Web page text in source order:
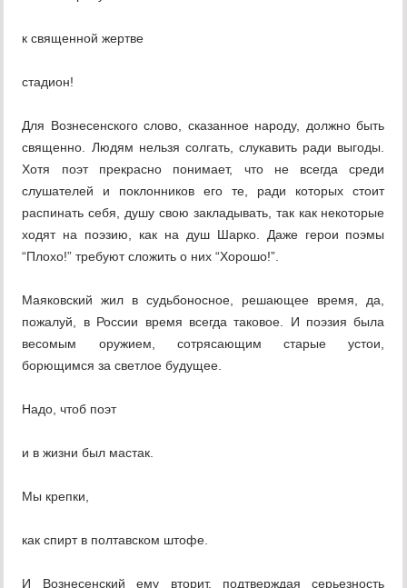
к священной жертве
стадион!
Для Вознесенского слово, сказанное народу, должно быть
священно. Людям нельзя солгать, слукавить ради выгоды.
Хотя поэт прекрасно понимает, что не всегда среди
слушателей и поклонников его те, ради которых стоит
распинать себя, душу свою закладывать, так как некоторые
ходят на поэзию, как на душ Шарко. Даже герои поэмы
“Плохо!” требуют сложить о них “Хорошо!”.
Маяковский жил в судьбоносное, решающее время, да,
пожалуй, в России время всегда таковое. И поэзия была
весомым оружием, сотрясающим старые устои,
борющимся за светлое будущее.
Надо, чтоб поэт
и в жизни был мастак.
Мы крепки,
как спирт в полтавском штофе.
И Вознесенский ему вторит, подтверждая серьезность